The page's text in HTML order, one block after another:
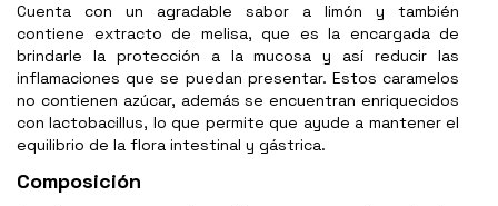
Cuenta con un agradable sabor a limón y también
contiene extracto de melisa, que es la encargada de
brindarle la protección a la mucosa y así reducir las
inflamaciones que se puedan presentar. Estos caramelos
no contienen azúcar, además se encuentran enriquecidos
con lactobacillus, lo que permite que ayude a mantener el
equilibrio de la flora intestinal y gástrica.
Composición